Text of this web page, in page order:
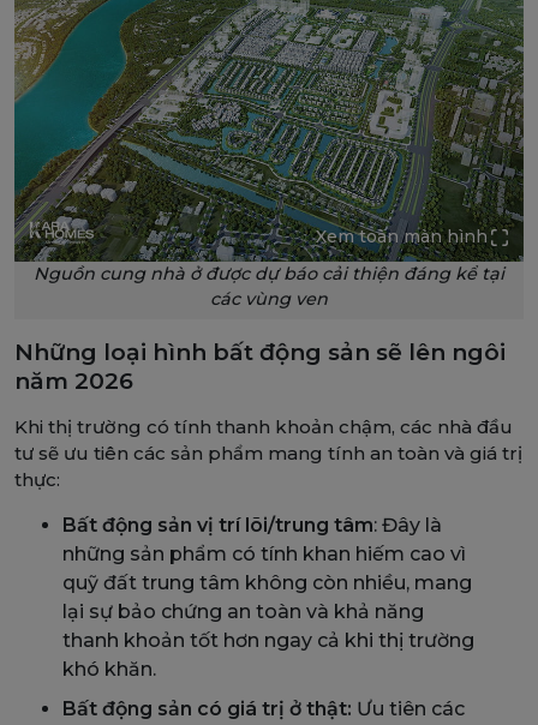
Xem toàn màn hình
Nguồn cung nhà ở được dự báo cải thiện đáng kể tại
các vùng ven
Những loại hình bất động sản sẽ lên ngôi
năm 2026
Khi thị trường có tính thanh khoản chậm, các nhà đầu
tư sẽ ưu tiên các sản phẩm mang tính an toàn và giá trị
thực:
Bất động sản vị trí lõi/trung tâm: Đây là
những sản phẩm có tính khan hiếm cao vì
quỹ đất trung tâm không còn nhiều, mang
lại sự bảo chứng an toàn và khả năng
thanh khoản tốt hơn ngay cả khi thị trường
khó khăn.
Bất động sản có giá trị ở thật: Ưu tiên các